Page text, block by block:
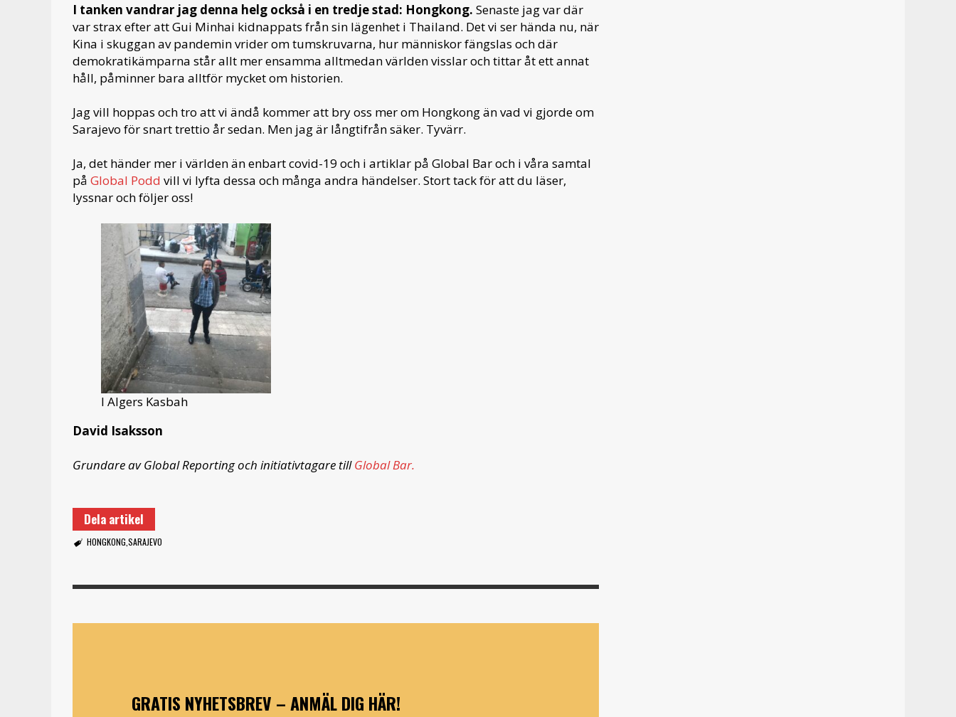
I tanken vandrar jag denna helg också i en tredje stad: Hongkong. Senaste jag var där
var strax efter att Gui Minhai kidnappats från sin lägenhet i Thailand. Det vi ser hända nu, när
Kina i skuggan av pandemin vrider om tumskruvarna, hur människor fängslas och där
demokratikämparna står allt mer ensamma alltmedan världen visslar och tittar åt ett annat
håll, påminner bara alltför mycket om historien.
Jag vill hoppas och tro att vi ändå kommer att bry oss mer om Hongkong än vad vi gjorde om
Sarajevo för snart trettio år sedan. Men jag är långtifrån säker. Tyvärr.
Ja, det händer mer i världen än enbart covid-19 och i artiklar på Global Bar och i våra samtal
på Global Podd vill vi lyfta dessa och många andra händelser. Stort tack för att du läser,
lyssnar och följer oss!
I Algers Kasbah
David Isaksson
Grundare av Global Reporting och initiativtagare tillGlobal Bar.
Dela artikel
HONGKONG SARAJEVO
GRATIS NYHETSBREV – ANMÄL DIG HÄR!